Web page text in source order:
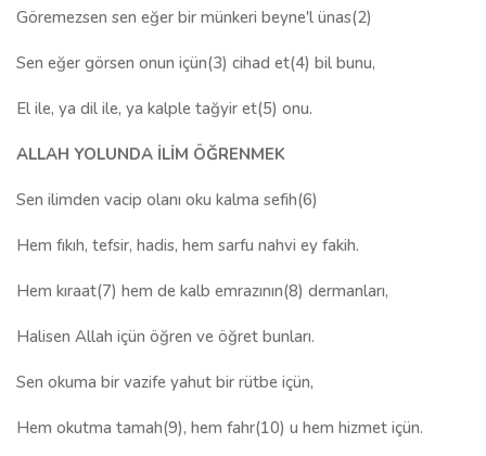
Göremezsen sen eğer bir münkeri beyne'l ünas(2)
Sen eğer görsen onun içün(3) cihad et(4) bil bunu,
El ile, ya dil ile, ya kalple tağyir et(5) onu.
ALLAH YOLUNDA İLİM ÖĞRENMEK
Sen ilimden vacip olanı oku kalma sefih(6)
Hem fıkıh, tefsir, hadis, hem sarfu nahvi ey fakih.
Hem kıraat(7) hem de kalb emrazının(8) dermanları,
Halisen Allah içün öğren ve öğret bunları.
Sen okuma bir vazife yahut bir rütbe içün,
Hem okutma tamah(9), hem fahr(10) u hem hizmet içün.